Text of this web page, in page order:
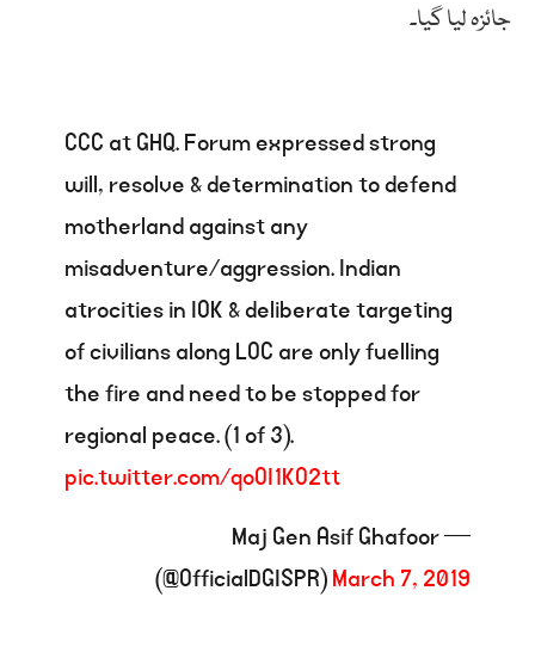
جائزہ لیا گیا۔
CCC at GHQ. Forum expressed strong
will, resolve & determination to defend
motherland against any
misadventure/aggression. Indian
atrocities in IOK & deliberate targeting
of civilians along LOC are only fuelling
the fire and need to be stopped for
regional peace. (1 of 3).
pic.twitter.com/qoOI1KO2tt
— Maj Gen Asif Ghafoor
(@OfficialDGISPR)March 7, 2019